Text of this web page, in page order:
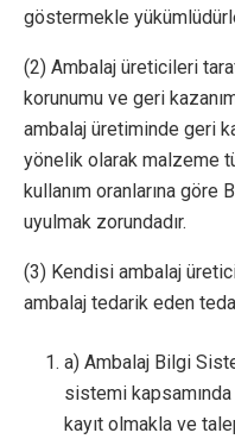
göstermekle
(2) Ambalaj üreticileri
korunumu ve geri
ambalaj üretiminde geri
yönelik olarak malzeme
kullanım oranlarına göre
uyulmak zorundadır.
(3) Kendisi ambalaj
ambalaj tedarik eden
a) Ambalaj Bilgi
sistemi
kayıt olmakla ve